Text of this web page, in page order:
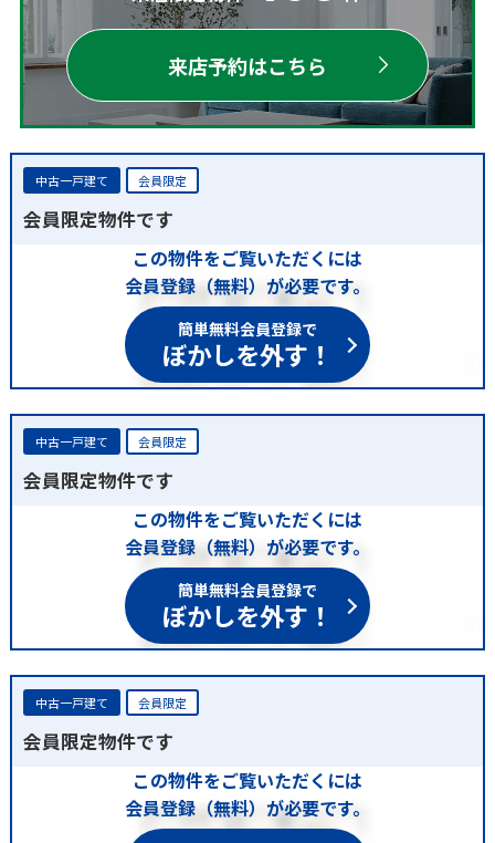
来店予約はこちら
中古一戸建て 会員限定
会員限定物件です
この物件をご覧いただくには
会員登録（無料）が必要です。
簡単無料会員登録で
ぼかしを外す！
中古一戸建て 会員限定
会員限定物件です
この物件をご覧いただくには
会員登録（無料）が必要です。
簡単無料会員登録で
ぼかしを外す！
中古一戸建て 会員限定
会員限定物件です
この物件をご覧いただくには
会員登録（無料）が必要です。